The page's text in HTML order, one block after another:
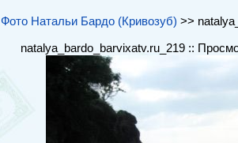
Фото Натальи Бардо (Кривозуб) >>
natalya_bardo_barvixatv.ru_219 ::